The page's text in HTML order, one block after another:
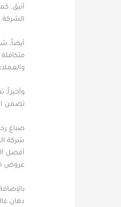
أنيق.
الشركة
أيضاً،
تضمن
صباغ
شركة
أفضل
عروض
دهان